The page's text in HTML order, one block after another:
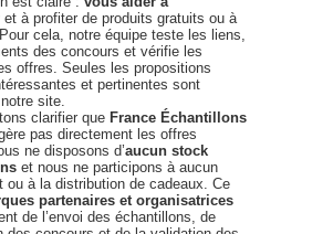
et à profiter de produits gratuits ou à
cela, notre équipe teste les liens,
des concours et vérifie les
offres. Seules les propositions
et pertinentes sont
site.
clarifier que France Échantillons
pas directement les offres
ne disposons d’aucun stock
et nous ne participons à aucun
ou à la distribution de cadeaux. Ce
partenaires et organisatrices
de l’envoi des échantillons, de